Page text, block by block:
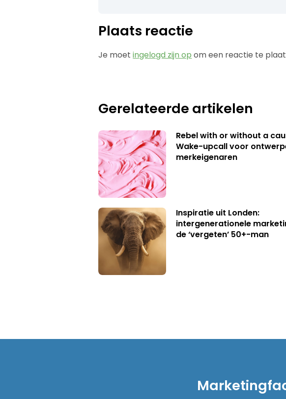
Plaats reactie
Je moetingelogd zijn op om een reactie te
Gerelateerde artikelen
Rebel with or without a
Wake-upcall voor
merkeigenaren
Inspiratie uit Londen:
intergenerationele
de ‘vergeten’ 50+-man